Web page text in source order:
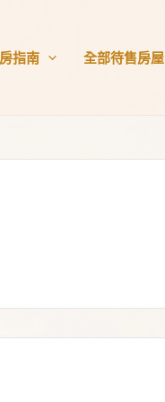
指南 全部待售房屋